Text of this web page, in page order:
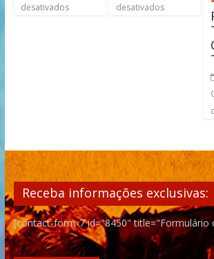
desativados
desativados
Receba informações exclusivas:
[contact-form-7 id="8450" title="Formulário